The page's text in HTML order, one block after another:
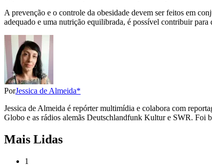
A prevenção e o controle da obesidade devem ser feitos em
adequado e uma nutrição equilibrada, é possível contribuir
PorJessica de Almeida*
Jessica de Almeida é repórter multimídia e colabora com
Globo e as rádios alemãs Deutschlandfunk Kultur e SWR. Foi
Mais Lidas
1